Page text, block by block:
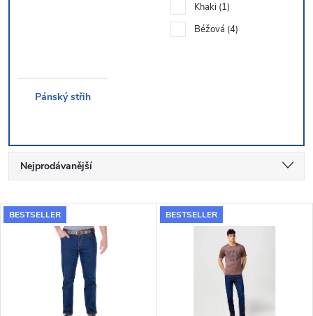
Khaki 1
Béžová 4
Pánský střih
Ř
a
Nejprodávanější
Nejdražší
Abecedně
V
BESTSELLER BESTSELLER